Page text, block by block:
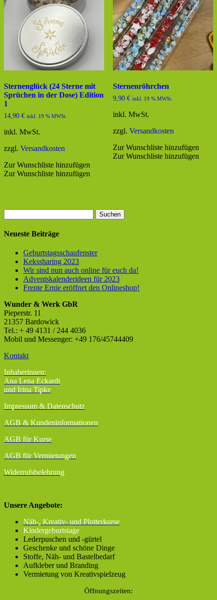
Sternenglück (24 Sterne mit
Sprüchen in der Dose) Edition
1
14,90 € inkl. 19 % MWSt.
inkl. MwSt.
zzgl. Versandkosten
Zur Wunschliste hinzufügen
Zur Wunschliste hinzufügen
Sternenröhrchen
9,90 € inkl. 19 % MWSt.
inkl. MwSt.
zzgl. Versandkosten
Zur Wunschliste hinzufügen
Zur Wunschliste hinzufügen
nach:
Neueste Beiträge
Geburtstagsschaufenster
Kekssharing 2023
Wir sind nun auch online für euch da!
Adventskalenderideen für 2023
Frente Ernie eröffnet den Onlineshop!
Wunder & Werk GbR
Pieperstr. 11
21357 Bardowick
Tel.: + 49 4131 / 244 4036
Mobil und Messenger: +49 176/45744409
Kontakt
Inhaberinnen:
Ana Lena Eckardt
und Irina Tipke
Impressum & Datenschutz
AGB & Kundeninformationen
AGB für Kurse
AGB für Vermietungen
Widerrufsbelehrung
Unsere Angebote:
Näh-, Kreativ- und Plotterkurse
Kindergeburtstage
Lederpuschen und -gürtel
Geschenke und schöne Dinge
Stoffe, Näh- und Bastelbedarf
Aufkleber und Branding
Vermietung von Kreativspielzeug
Öffnungszeiten: